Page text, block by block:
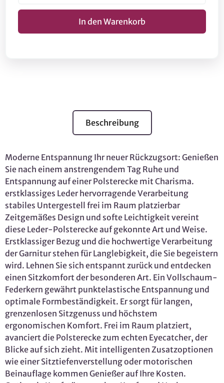
Beschreibung
Moderne Entspannung Ihr neuer Rückzugsort: Genießen
Sie nach einem anstrengendem Tag Ruhe und
Entspannung auf einer Polsterecke mit Charisma.
erstklassiges Leder hervorragende Verarbeitung
stabiles Untergestell frei im Raum platzierbar
Zeitgemäßes Design und softe Leichtigkeit vereint
diese Leder-Polsterecke auf gekonnte Art und Weise.
Erstklassiger Bezug und die hochwertige Verarbeitung
der Garnitur stehen für Langlebigkeit, die Sie begeistern
wird. Lehnen Sie sich entspannt zurück und entdecken
einen Sitzkomfort der besonderen Art. Ein Vollschaum-
Federkern gewährt punktelastische Entspannung und
optimale Formbeständigkeit. Er sorgt für langen,
grenzenlosen Sitzgenuss und höchstem
ergonomischen Komfort. Frei im Raum platziert,
avanciert die Polsterecke zum echten Eyecatcher, der
Blicke auf sich zieht. Mit intelligenten Zusatzoptionen
wie einer Sitztiefenverstellung oder motorischen
Beinauflage kommen Genießer auf Ihre Kosten.